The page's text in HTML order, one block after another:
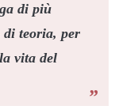
di più
di teoria, per
vita del